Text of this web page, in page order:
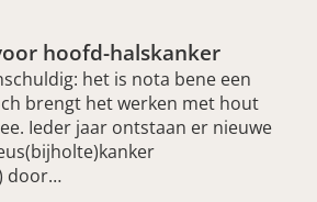
hoofd-halskanker
het is nota bene een
brengt het werken met hout
Ieder jaar ontstaan er nieuwe
door…